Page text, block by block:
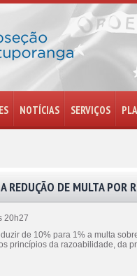
NOTÍCIAS SERVIÇOS
REDUÇÃO DE MULTA POR
20h27
de 10% para 1% a multa
princípios da razoabilidade, da